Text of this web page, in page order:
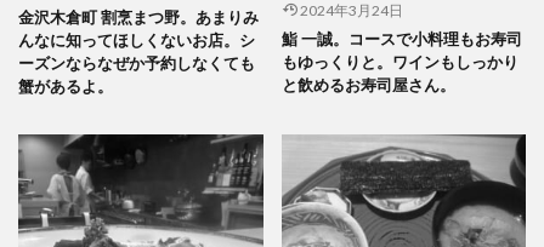
金沢木倉町 割烹まつ野。あまりみ
んなに知ってほしくないお店。シ
ーズンならなぜか予約しなくても
蟹があるよ。
2024年3月24日
鮨 一誠。コースで小料理もお寿司
もゆっくりと。ワインもしっかり
と飲めるお寿司屋さん。